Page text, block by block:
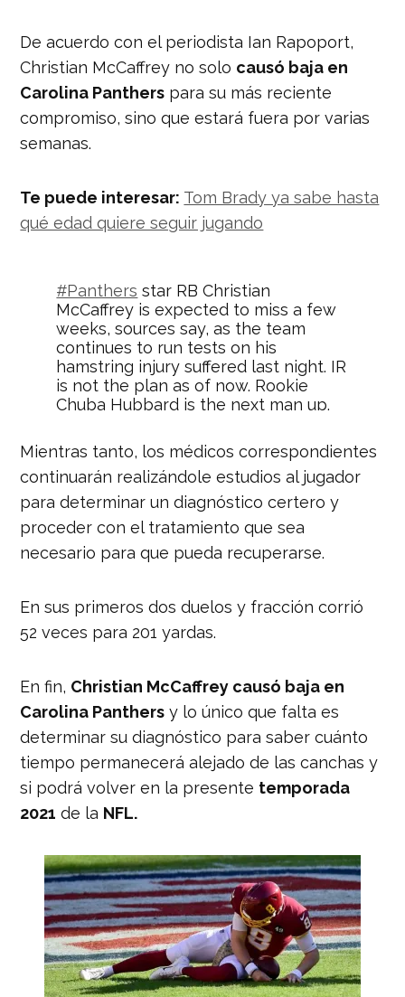
De acuerdo con el periodista Ian Rapoport,
Christian McCaffrey no solo causó baja en
Carolina Panthers para su más reciente
compromiso, sino que estará fuera por varias
semanas.
Te puede interesar: Tom Brady ya sabe hasta
qué edad quiere seguir jugando
#Panthers star RB Christian
McCaffrey is expected to miss a few
weeks, sources say, as the team
continues to run tests on his
hamstring injury suffered last night. IR
is not the plan as of now. Rookie
Chuba Hubbard is the next man up.
September 24, 2021
Mientras tanto, los médicos correspondientes
continuarán realizándole estudios al jugador
para determinar un diagnóstico certero y
proceder con el tratamiento que sea
necesario para que pueda recuperarse.
En sus primeros dos duelos y fracción corrió
52 veces para 201 yardas.
En fin, Christian McCaffrey causó baja en
Carolina Panthers y lo único que falta es
determinar su diagnóstico para saber cuánto
tiempo permanecerá alejado de las canchas y
si podrá volver en la presente temporada
2021 de la NFL.